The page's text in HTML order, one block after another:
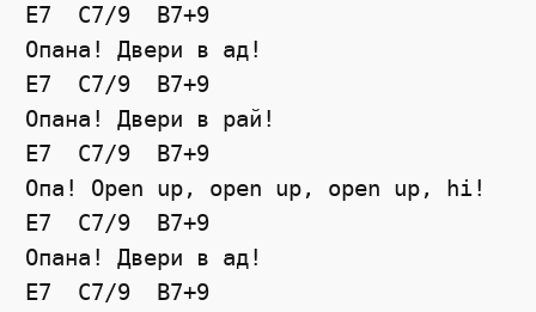
E7  C7/9  B7+9
Опана! Двери в ад!
E7  C7/9  B7+9
Опана! Двери в рай!
E7  C7/9  B7+9
Опа! Open up, open up, open up, hi!
E7  C7/9  B7+9
Опана! Двери в ад!
E7  C7/9  B7+9